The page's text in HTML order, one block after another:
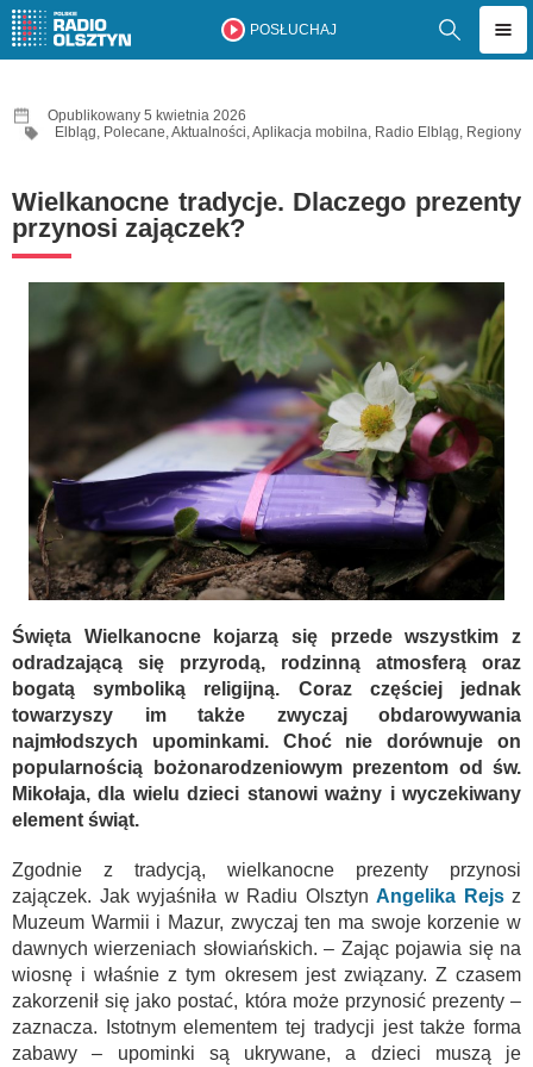
POSŁUCHAJ
Opublikowany 5 kwietnia 2026
Elbląg, Polecane,Aktualności,Aplikacja mobilna, Radio Elbląg, Regiony
Wielkanocne tradycje. Dlaczego prezenty
przynosi zajączek?
Święta Wielkanocne kojarzą się przede wszystkim z
odradzającą się przyrodą, rodzinną atmosferą oraz
bogatą symboliką religijną. Coraz częściej jednak
towarzyszy im także zwyczaj obdarowywania
najmłodszych upominkami. Choć nie dorównuje on
popularnością bożonarodzeniowym prezentom od św.
Mikołaja, dla wielu dzieci stanowi ważny i wyczekiwany
element świąt.
Zgodnie z tradycją, wielkanocne prezenty przynosi
zajączek. Jak wyjaśniła w Radiu Olsztyn Angelika Rejsz
Muzeum Warmii i Mazur, zwyczaj ten ma swoje korzenie w
dawnych wierzeniach słowiańskich. – Zając pojawia się na
wiosnę i właśnie z tym okresem jest związany. Z czasem
zakorzenił się jako postać, która może przynosić prezenty –
zaznacza. Istotnym elementem tej tradycji jest także forma
zabawy – upominki są ukrywane, a dzieci muszą je